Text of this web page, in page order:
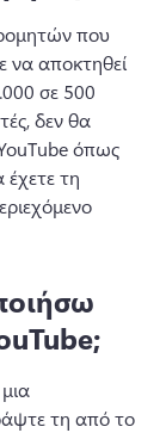
που
να αποκτηθεί
σε 500
δεν θα
όπως
τη
τη από το